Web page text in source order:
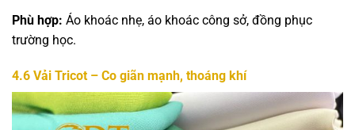
Phù hợp: Áo khoác nhẹ, áo khoác công sở, đồng phục
trường học.
4.6 Vải Tricot – Co giãn mạnh, thoáng khí